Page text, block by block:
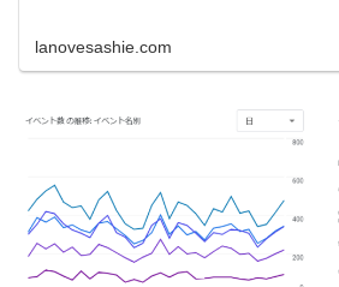
lanovesashie.com